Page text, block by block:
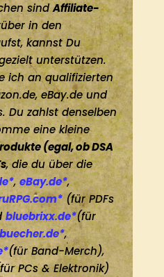
sindAffiliate-
in den
kannst Du
unterstützen.
ich an qualifizierten
eBay.de und
Du zahlst denselben
eine kleine
(egal, ob DSA
, die du über die
,eBay.de*,
(für PDFs
bluebrixx.de*(für
buecher.de*,
(für Band-Merch),
PCs & Elektronik)